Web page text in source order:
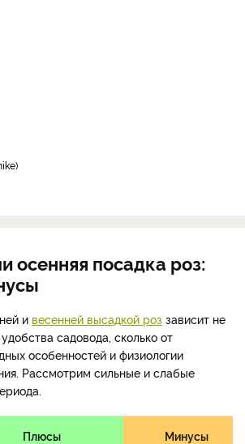
осенняя посадка роз:
и весенней высадкой роз зависит не
садовода, сколько от
особенностей и физиологии
Рассмотрим сильные и слабые
Плюсы Минусы